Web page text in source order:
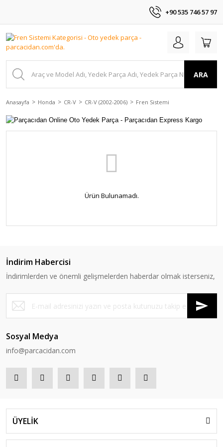
+90 535 746 57 97
ARA
Anasayfa Honda CR-V CR-V (2002-2006) Fren Sistemi
Ürün Bulunamadı.
İndirim Habercisi
İndirimlerden ve önemli gelişmelerden haberdar olmak isterseniz,
Sosyal Medya
info@parcacidan.com
ÜYELİK